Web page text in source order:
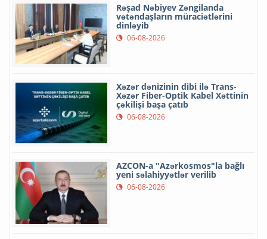
Rəşad Nəbiyev Zəngilanda
vətəndaşların müraciətlərini
dinləyib
06-08-2026
Xəzər dənizinin dibi ilə Trans-
Xəzər Fiber-Optik Kabel Xəttinin
çəkilişi başa çatıb
06-08-2026
AZCON-a "Azərkosmos"la bağlı
yeni səlahiyyətlər verilib
06-08-2026